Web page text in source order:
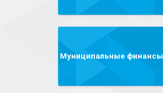
Муниципальные финансы